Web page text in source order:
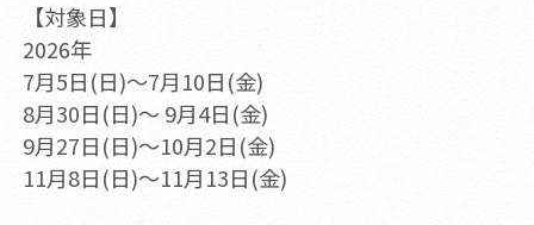
【対象日】
2026年
7月5日(日)～7月10日(金)
8月30日(日)～ 9月4日(金)
9月27日(日)～10月2日(金)
11月8日(日)～11月13日(金)